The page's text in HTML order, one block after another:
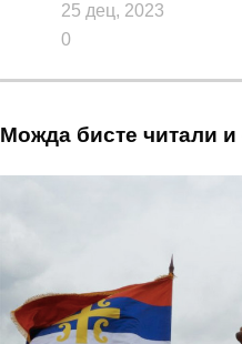
25 дец, 2023
0
Можда бисте читали и